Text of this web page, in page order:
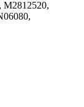
M2812520,